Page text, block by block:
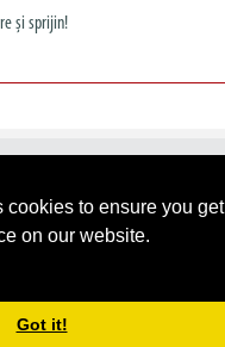
cookies to ensure you get
on our website.
Got it!
și sprijin!